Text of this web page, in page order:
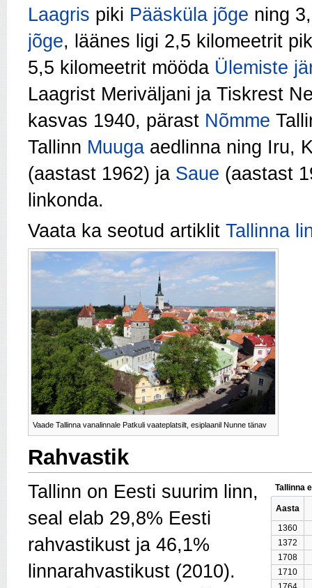
Laagris piki Pääsküla jõge ning
jõge, läänes ligi 2,5 kilomeetrit
5,5 kilomeetrit mööda Ülemiste
Laagrist Meriväljani ja Tiskrest
kasvas 1940, pärast Nõmme
Tallinn Muuga aedlinna ning Iru,
(aastast 1962) ja Saue (aastast
linkonda.
Vaata ka seotud artiklit Tallinna
Vaade Tallinna vanalinnale Patkuli vaateplatsilt, esiplaanil Nunne tänav
Rahvastik
Tallinna
Aasta
1360
1372
1708
1710
Tallinn on Eesti suurim linn,
seal elab 29,8% Eesti
rahvastikust ja 46,1%
linnarahvastikust (2010).